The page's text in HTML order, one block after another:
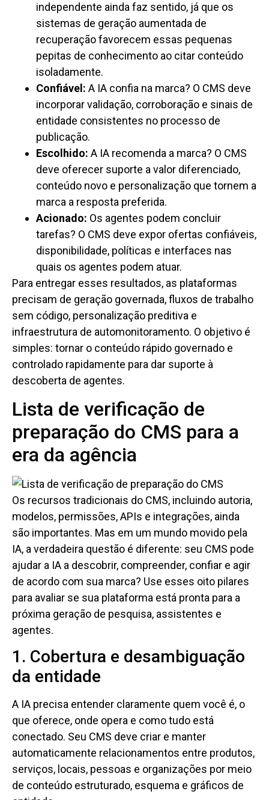
independente ainda faz sentido, já que os
sistemas de geração aumentada de
recuperação favorecem essas pequenas
pepitas de conhecimento ao citar conteúdo
isoladamente.
Confiável: A IA confia na marca? O CMS deve
incorporar validação, corroboração e sinais de
entidade consistentes no processo de
publicação.
Escolhido: A IA recomenda a marca? O CMS
deve oferecer suporte a valor diferenciado,
conteúdo novo e personalização que tornem a
marca a resposta preferida.
Acionado: Os agentes podem concluir
tarefas? O CMS deve expor ofertas confiáveis,
disponibilidade, políticas e interfaces nas
quais os agentes podem atuar.
Para entregar esses resultados, as plataformas
precisam de geração governada, fluxos de trabalho
sem código, personalização preditiva e
infraestrutura de automonitoramento. O objetivo é
simples: tornar o conteúdo rápido governado e
controlado rapidamente para dar suporte à
descoberta de agentes.
Lista de verificação de
preparação do CMS para a
era da agência
Os recursos tradicionais do CMS, incluindo autoria,
modelos, permissões, APIs e integrações, ainda
são importantes. Mas em um mundo movido pela
IA, a verdadeira questão é diferente: seu CMS pode
ajudar a IA a descobrir, compreender, confiar e agir
de acordo com sua marca? Use esses oito pilares
para avaliar se sua plataforma está pronta para a
próxima geração de pesquisa, assistentes e
agentes.
1. Cobertura e desambiguação
da entidade
A IA precisa entender claramente quem você é, o
que oferece, onde opera e como tudo está
conectado. Seu CMS deve criar e manter
automaticamente relacionamentos entre produtos,
serviços, locais, pessoas e organizações por meio
de conteúdo estruturado, esquema e gráficos de